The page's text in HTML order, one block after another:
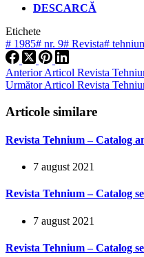
DESCARCĂ
Etichete
# 1985# nr. 9# Revista#
AnteriorArticol Revista
UrmătorArticol Revista
Articole similare
Revista Tehnium – Catalog
7 august 2021
Revista Tehnium – Catalog
7 august 2021
Revista Tehnium – Catalog